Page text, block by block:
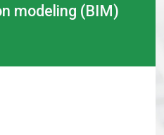
modeling (BIM)